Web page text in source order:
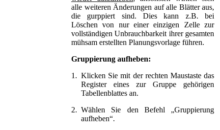
alle weiteren Änderungen auf alle Blätter aus,
die gurppiert sind. Dies kann z.B. bei
Löschen von nur einer einzigen Zelle zur
vollständigen Unbrauchbarkeit ihrer gesamten
mühsam erstellten Planungsvorlage führen.
Gruppierung aufheben:
1. Klicken Sie mit der rechten Maustaste das
Register eines zur Gruppe gehörigen
Tabellenblattes an.
2. Wählen Sie den Befehl „Gruppierung
aufheben“.